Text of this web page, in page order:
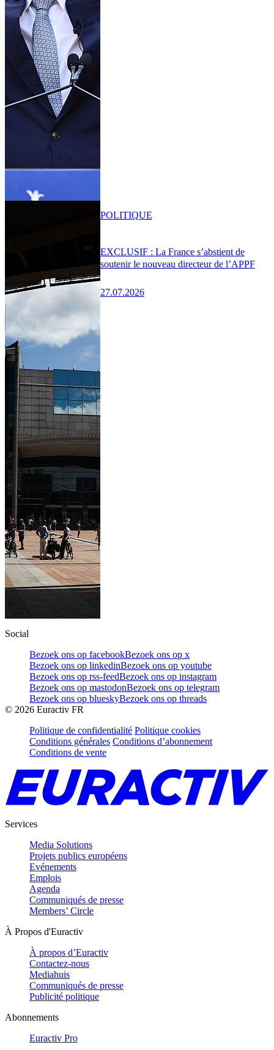
EXCLUSIF : La France s’abstient de
soutenir le nouveau directeur de l’APPF
27.07.2026
POLITIQUE
Social
Bezoek ons op facebookBezoek ons op x
Bezoek ons op linkedinBezoek ons op youtube
Bezoek ons op rss-feedBezoek ons op instagram
Bezoek ons op mastodonBezoek ons op telegram
Bezoek ons op blueskyBezoek ons op threads
© 2026 Euractiv FR
Politique de confidentialité Politique cookies
Conditions générales Conditions d’abonnement
Conditions de vente
Services
Media Solutions
Projets publics européens
Evénements
Emplois
Agenda
Communiqués de presse
Members’ Circle
À Propos d'Euractiv
À propos d’Euractiv
Contactez-nous
Mediahuis
Communiqués de presse
Publicité politique
Abonnements
Euractiv Pro